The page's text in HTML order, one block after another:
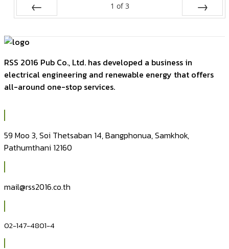
1 of 3
RSS 2016 Pub Co., Ltd. has developed a business in
electrical engineering and renewable energy that offers
all-around one-stop services.
59 Moo 3, Soi Thetsaban 14, Bangphonua, Samkhok,
Pathumthani 12160
mail@rss2016.co.th
02-147-4801-4